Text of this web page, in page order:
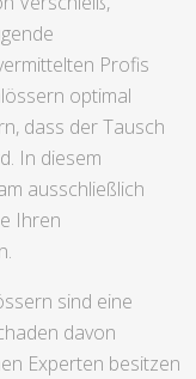
Profis
optimal
dass der Tausch
In diesem
ausschließlich
Ihren
sind eine
davon
Experten besitzen